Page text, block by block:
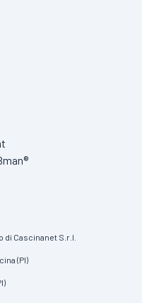
Cascinanet S.r.l.
(PI)